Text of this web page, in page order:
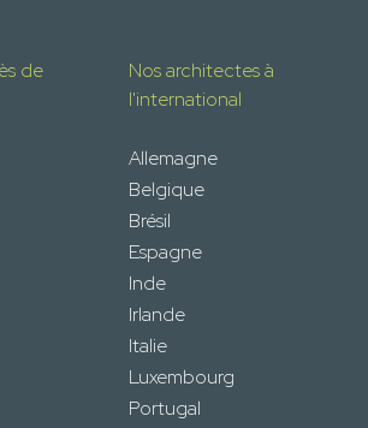
de
Nos architectes à
l'international
Allemagne
Belgique
Brésil
Espagne
Inde
Irlande
Italie
Luxembourg
Portugal